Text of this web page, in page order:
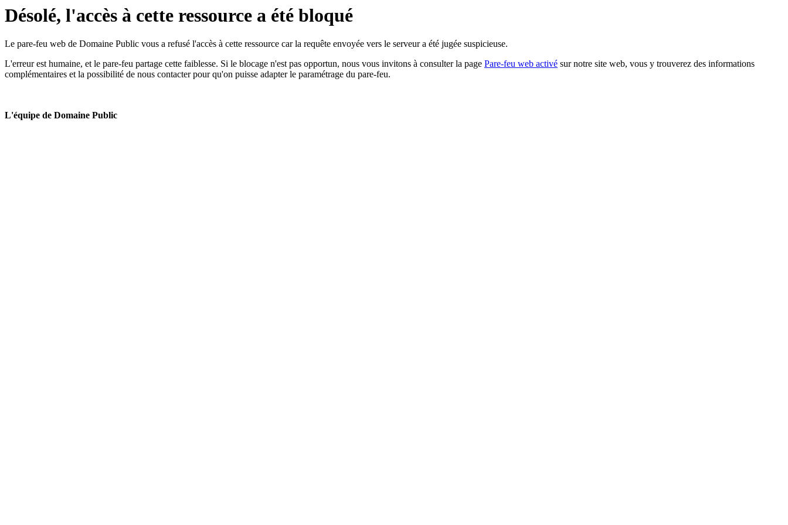
Désolé, l'accès à cette ressource a été bloqué
Le pare-feu web de Domaine Public vous a refusé l'accès à cette ressource car la requête envoyée vers le serveur a été jugée suspicieuse.
L'erreur est humaine, et le pare-feu partage cette faiblesse. Si le blocage n'est pas opportun, nous vous invitons à consulter la page Pare-feu web activé sur notre site web, vous y trouverez des informations
complémentaires et la possibilité de nous contacter pour qu'on puisse adapter le paramétrage du pare-feu.
L'équipe de Domaine Public